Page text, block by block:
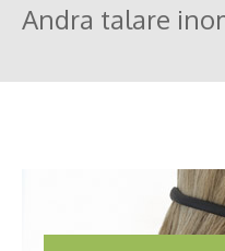
Andra talare